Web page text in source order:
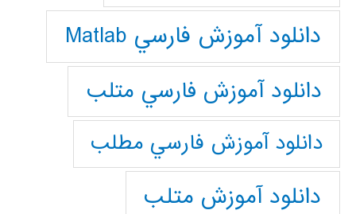
دانلود آموزش فارسي Matlab
دانلود آموزش فارسي متلب
دانلود آموزش فارسي مطلب
دانلود آموزش متلب